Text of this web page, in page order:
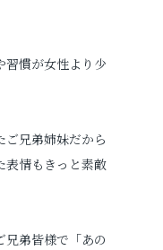
習慣が女性より少
ご兄弟姉妹だから
表情もきっと素敵
弟皆様で「あの